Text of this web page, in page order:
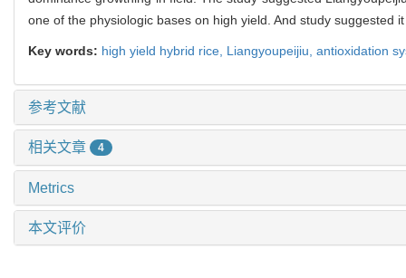
one of the physiologic bases on high yield. And study
Key words: high yield hybrid rice, Liangyoupeijiu, antioxidation
参考文献
相关文章 4
Metrics
本文评价